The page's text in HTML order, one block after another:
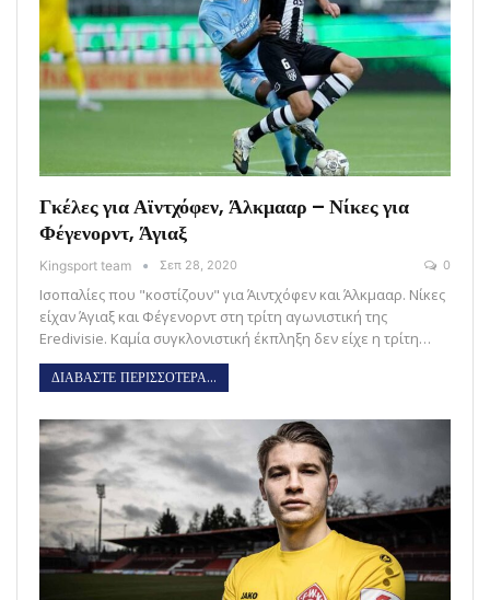
Γκέλες για Αϊντχόφεν, Άλκμααρ – Νίκες για
Φέγενορντ, Άγιαξ
Kingsport team Σεπ 28, 2020 0
Ισοπαλίες που "κοστίζουν" για Άιντχόφεν και Άλκμααρ. Νίκες
είχαν Άγιαξ και Φέγενορντ στη τρίτη αγωνιστική της
Eredivisie. Καμία συγκλονιστική έκπληξη δεν είχε η τρίτη…
ΔΙΑΒΑΣΤΕ ΠΕΡΙΣΣΟΤΕΡΑ...